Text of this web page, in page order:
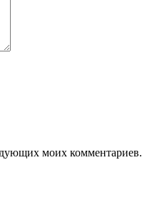
моих комментариев.